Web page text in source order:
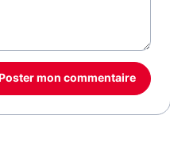
Poster mon commentaire